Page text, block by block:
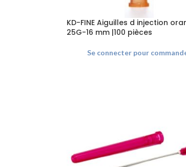
KD-FINE Aiguilles d injection
25G-16 mm |100 pièces
Se connecter pour